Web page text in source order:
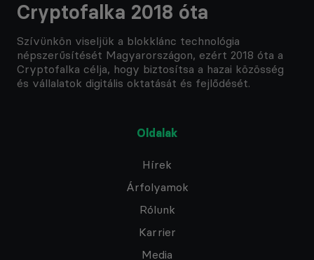
Cryptofalka 2018 óta
Szívünkön viseljük a blokklánc technológia
népszerűsítését Magyarországon, ezért 2018 óta a
Cryptofalka célja, hogy biztosítsa a hazai közösség
és vállalatok digitális oktatását és fejlődését.
Oldalak
Hírek
Árfolyamok
Rólunk
Karrier
Media